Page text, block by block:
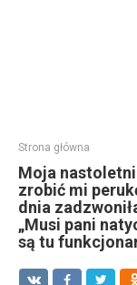
Strona główna
Moja
zrobić mi
dnia
„Musi pani
są tu